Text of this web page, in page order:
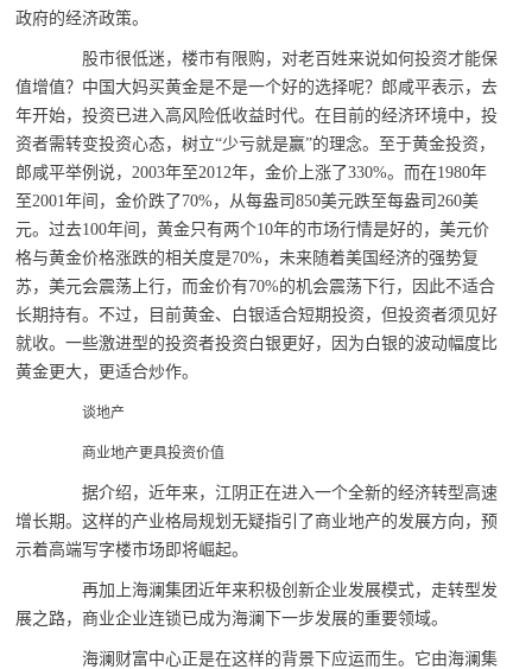
政府的经济政策。
股市很低迷，楼市有限购，对老百姓来说如何投资才能保
值增值？中国大妈买黄金是不是一个好的选择呢？郎咸平表示，去
年开始，投资已进入高风险低收益时代。在目前的经济环境中，投
资者需转变投资心态，树立“少亏就是赢”的理念。至于黄金投资，
郎咸平举例说，2003年至2012年，金价上涨了330%。而在1980年
至2001年间，金价跌了70%，从每盎司850美元跌至每盎司260美
元。过去100年间，黄金只有两个10年的市场行情是好的，美元价
格与黄金价格涨跌的相关度是70%，未来随着美国经济的强势复
苏，美元会震荡上行，而金价有70%的机会震荡下行，因此不适合
长期持有。不过，目前黄金、白银适合短期投资，但投资者须见好
就收。一些激进型的投资者投资白银更好，因为白银的波动幅度比
黄金更大，更适合炒作。
谈地产
商业地产更具投资价值
据介绍，近年来，江阴正在进入一个全新的经济转型高速
增长期。这样的产业格局规划无疑指引了商业地产的发展方向，预
示着高端写字楼市场即将崛起。
再加上海澜集团近年来积极创新企业发展模式，走转型发
展之路，商业企业连锁已成为海澜下一步发展的重要领域。
海澜财富中心正是在这样的背景下应运而生。它由海澜集